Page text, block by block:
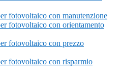
fotovoltaico con manutenzione
fotovoltaico con orientamento
fotovoltaico con prezzo
fotovoltaico con risparmio